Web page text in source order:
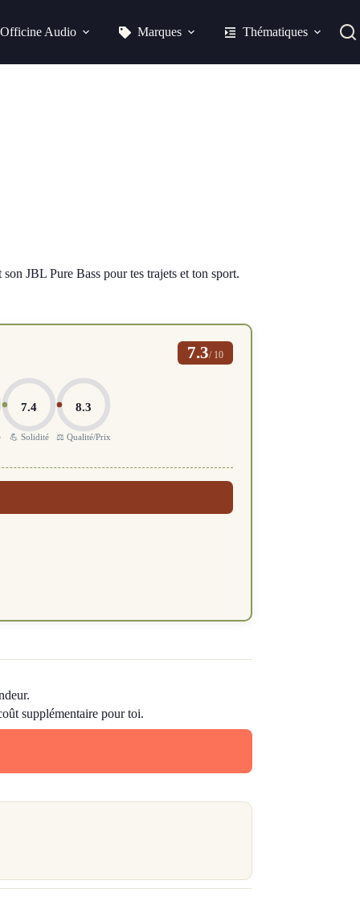
Audio Marques Thématiques
JBL Pure Bass pour tes trajets et ton sport.
7.3/ 10
7.4
💪 Solidité
8.3
⚖️ Qualité/Prix
supplémentaire pour toi.